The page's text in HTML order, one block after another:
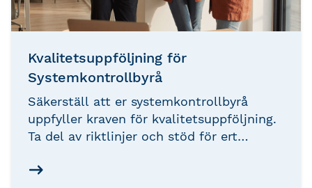
Kvalitetsuppföljning för
Systemkontrollbyrå
Säkerställ att er systemkontrollbyrå
uppfyller kraven för kvalitetsuppföljning.
Ta del av riktlinjer och stöd för ert